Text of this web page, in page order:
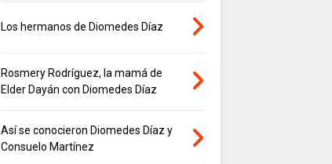
Los hermanos de Diomedes Díaz
Rosmery Rodríguez, la mamá de
Elder Dayán con Diomedes Díaz
Así se conocieron Diomedes Díaz y
Consuelo Martínez